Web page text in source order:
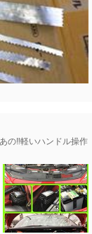
の‼︎軽いハンドル操作